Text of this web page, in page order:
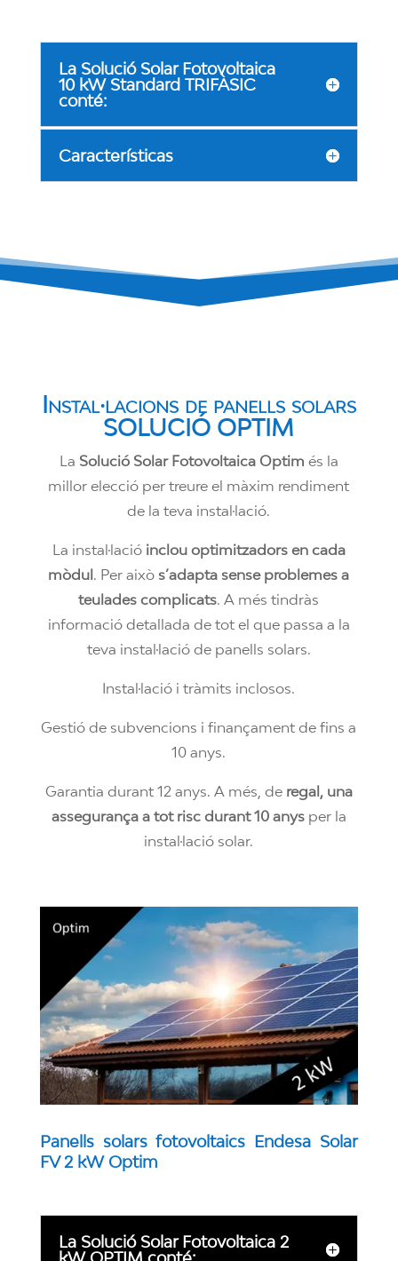
La Solució Solar Fotovoltaica
10 kW Standard TRIFÀSIC
conté:
Características
Instal·lacions de panells solars
SOLUCIÓ OPTIM
La Solució Solar Fotovoltaica Optim és la
millor elecció per treure el màxim rendiment
de la teva instal·lació.
La instal·lacióinclou optimitzadors en cada
mòdul. Per això s’adapta sense problemes a
teulades complicats. A més tindràs
informació detallada de tot el que passa a la
teva instal·lació de panells solars.
Instal·lació i tràmits inclosos.
Gestió de subvencions i finançament de fins a
10 anys.
Garantia durant 12 anys. A més, deregal, una
assegurança a tot risc durant 10 anysper la
instal·lació solar.
Panells solars fotovoltaics Endesa Solar
FV 2 kW Optim
La Solució Solar Fotovoltaica 2